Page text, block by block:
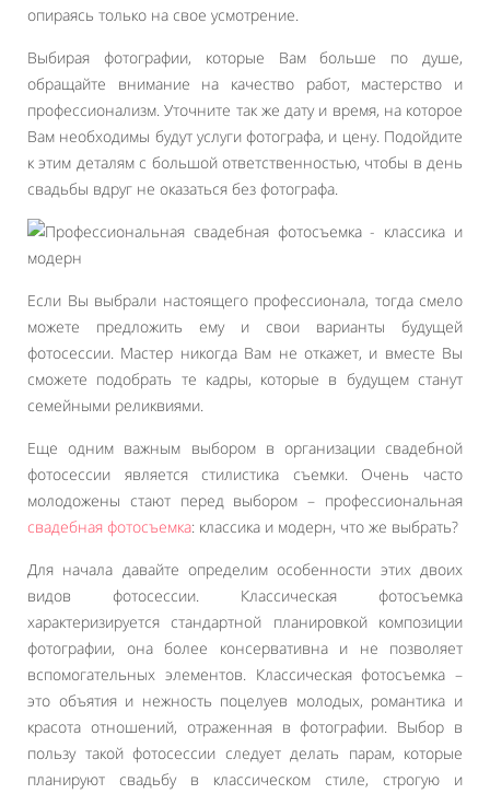
опираясь только на свое усмотрение.
Выбирая фотографии, которые Вам больше по душе,
обращайте внимание на качество работ, мастерство и
профессионализм. Уточните так же дату и время, на которое
Вам необходимы будут услуги фотографа, и цену. Подойдите
к этим деталям с большой ответственностью, чтобы в день
свадьбы вдруг не оказаться без фотографа.
Если Вы выбрали настоящего профессионала, тогда смело
можете предложить ему и свои варианты будущей
фотосессии. Мастер никогда Вам не откажет, и вместе Вы
сможете подобрать те кадры, которые в будущем станут
семейными реликвиями.
Еще одним важным выбором в организации свадебной
фотосессии является стилистика съемки. Очень часто
молодожены стают перед выбором – профессиональная
свадебная фотосъемка: классика и модерн, что же выбрать?
Для начала давайте определим особенности этих двоих
видов фотосессии. Классическая фотосъемка
характеризируется стандартной планировкой композиции
фотографии, она более консервативна и не позволяет
вспомогательных элементов. Классическая фотосъемка –
это объятия и нежность поцелуев молодых, романтика и
красота отношений, отраженная в фотографии. Выбор в
пользу такой фотосессии следует делать парам, которые
планируют свадьбу в классическом стиле, строгую и